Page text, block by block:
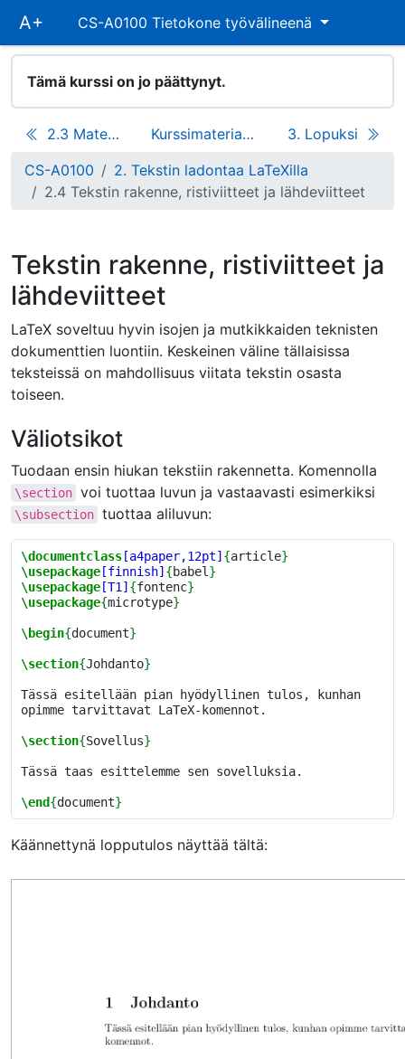
Ohita
päävalikko
A+ CS-A0100 Tietokone työvälineenä
Tämä kurssi on jo päättynyt.
2.3 Matemaattisen tekstin ladonta Kurssimateriaali
3. Lopuksi
CS-A0100
2. Tekstin ladontaa LaTeXilla
2.4 Tekstin rakenne, ristiviitteet ja lähdeviitteet
Tekstin rakenne, ristiviitteet ja
lähdeviitteet
LaTeX soveltuu hyvin isojen ja mutkikkaiden teknisten
dokumenttien luontiin. Keskeinen väline tällaisissa
teksteissä on mahdollisuus viitata tekstin osasta
toiseen.
Väliotsikot
Tuodaan ensin hiukan tekstiin rakennetta. Komennolla
\section voi tuottaa luvun ja vastaavasti esimerkiksi
\subsection tuottaa aliluvun:
\documentclass[a4paper,12pt]{article}
\usepackage[finnish]{babel }
\usepackage[T1]{fontenc}
\usepackage{microtype}
\begin{document}
\section{Johdanto}
Tässä esitellään pian hyödyllinen tulos, kunhan
opimme tarvittavat LaTeX-komennot.
\section{Sovellus}
Tässä taas esittelemme sen sovelluksia.
\end{document}
Käännettynä lopputulos näyttää tältä: